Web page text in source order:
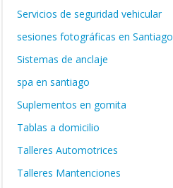
Servicios de seguridad vehicular
sesiones fotográficas en Santiago
Sistemas de anclaje
spa en santiago
Suplementos en gomita
Tablas a domicilio
Talleres Automotrices
Talleres Mantenciones